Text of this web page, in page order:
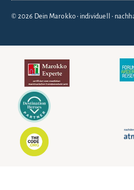
© 2026 Dein Marokko • individuell •